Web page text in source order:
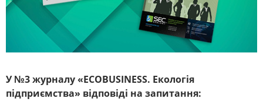
У №3 журналу «ECOBUSINESS. Екологія
підприємства» відповіді на запитання: